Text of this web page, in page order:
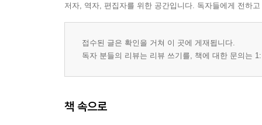
저자, 역자, 편집자를 위한 공간입니다. 독자들에게 전하
접수된 글은 확인을 거쳐 이 곳에 게재됩니다.
독자 분들의 리뷰는 리뷰 쓰기를, 책에 대한 문의는
책 속으로